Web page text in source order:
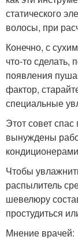
статического
волосы, при
Конечно, с
что-то сделать,
появления
фактор,
специальные
Этот совет
вынуждены
Чтобы
распылитель
шевелюру
простудиться
Мнение врачей: